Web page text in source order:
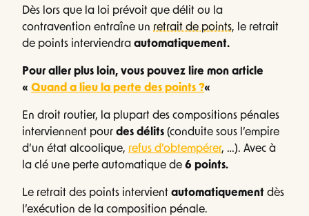
Dès lors que la loi prévoit que délit ou la
contravention entraîne un retrait de points, le retrait
de points interviendra automatiquement.
Pour aller plus loin, vous pouvez lire mon article
« Quand a lieu la perte des points ?«
En droit routier, la plupart des compositions pénales
interviennent pour des délits (conduite sous l’empire
d’un état alcoolique, refus d’obtempérer, …). Avec à
la clé une perte automatique de 6 points.
Le retrait des points intervient automatiquement dès
l’exécution de la composition pénale.